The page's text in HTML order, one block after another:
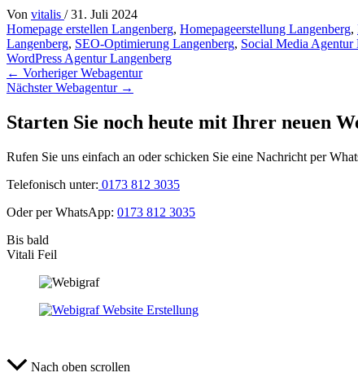
Von vitalis /31. Juli 2024
Homepage erstellen Langenberg, Homepageerstellung Langenberg,
Langenberg, SEO-Optimierung Langenberg, Social Media Agentur
WordPress Agentur Langenberg
← Vorheriger Webagentur
Nächster Webagentur →
Starten Sie noch heute mit Ihrer neuen
Rufen Sie uns einfach an oder schicken Sie eine Nachricht per
Telefonisch unter: 0173 812 3035
Oder per WhatsApp: 0173 812 3035
Bis bald
Vitali Feil
Nach oben scrollen